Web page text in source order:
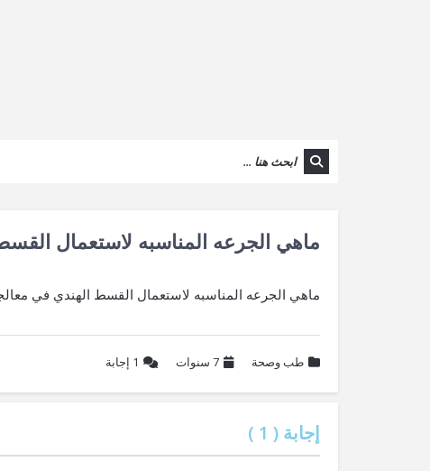
ماهي الجرعه المناسبه لاستعمال
ماهي الجرعه المناسبه لاستعمال القسط الهندي في
طب وصحة 7 سنوات 1 إجابة
إجابة ( 1
)